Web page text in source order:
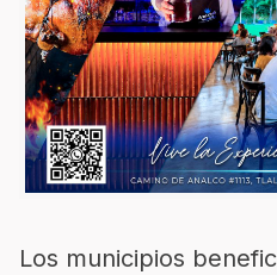
Los municipios